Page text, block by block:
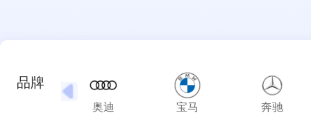
品牌
奥迪 宝马 奔驰